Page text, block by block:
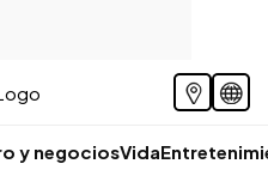
y negociosVida